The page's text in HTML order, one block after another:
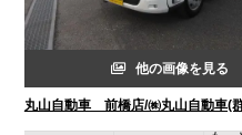
他の画像を見る
丸山自動車 前橋店/㈱丸山自動車(